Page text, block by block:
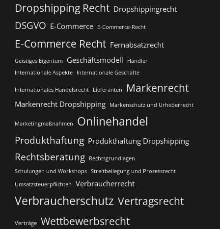
Dropshipping Recht Dropshippingrecht
DSGVO E-Commerce E-Commerce-Recht
E-Commerce Recht Fernabsatzrecht
Geistiges Eigentum Geschäftsmodell
Händler
Internationale Aspekte
Internationale Geschäfte
Internationales Handelsrecht Lieferanten Markenrecht
Markenrecht Dropshipping Markenschutz und Urheberrecht
Marketingmaßnahmen Onlinehandel
Produkthaftung Produkthaftung Dropshipping
Rechtsberatung
Rechtsgrundlagen
Schulungen und Workshops Streitbeilegung und Prozessrecht​
Umsatzsteuerpflichten
Verbraucherrecht
Verbraucherschutz Vertragsrecht
Verträge Wettbewerbsrecht